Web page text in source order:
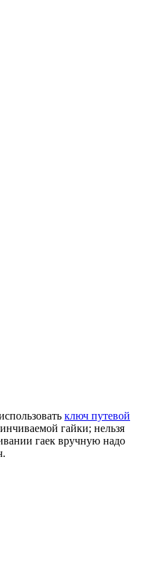
ключ путевой
гайки; нельзя
гаек вручную надо